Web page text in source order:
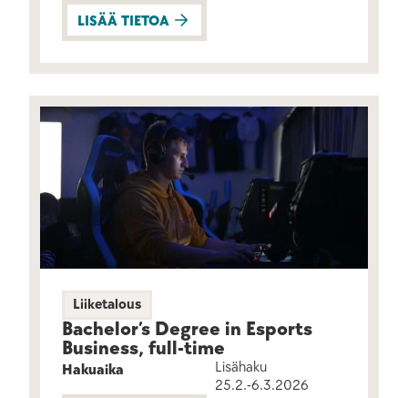
LISÄÄ TIETOA
Liiketalous
Bachelor’s Degree in Esports
Business, full-time
Hakuaika
Lisähaku
25.2.-6.3.2026